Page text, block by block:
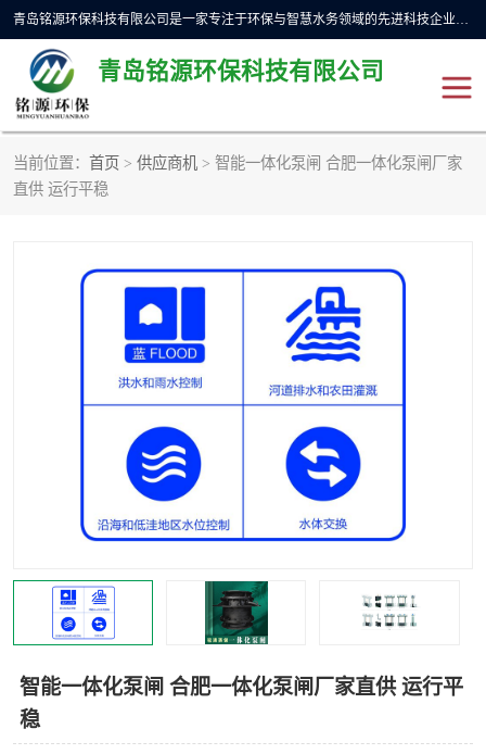
青岛铭源环保科技有限公司是一家专注于环保与智慧水务领域的先进科技企业，公司专注于云智能一体化预制泵站、水务循环利用、海绵城市、云智慧水务开发及新型环保技术研发等领域。铭源环保以为客户提供优质产品、专业技术服务为己任。为客户提供量身定制方案，提供多种配置方案满足实际使用要求。严控供货周期，并提供高标准后期维护。以环保为己任，视质量如生命，以技术做先导，靠诚信赢客户。
青岛铭源环保科技有限公司
当前位置： 首页 > 供应商机 > 智能一体化泵闸 合肥一体化泵闸厂家
直供 运行平稳
智能一体化泵闸 合肥一体化泵闸厂家直供 运行平
稳
一体化HMPP泵站
液动限流闸门
加压泵房/灌溉泵房 一体化预制泵站
不锈钢浮筒阀 真空冲洗装置
雨水收集回用装置 门式冲洗装置
智能一体化灌溉泵房 一体化污水处理泵房
一体化泵闸 柔性截污
真空冲洗设备